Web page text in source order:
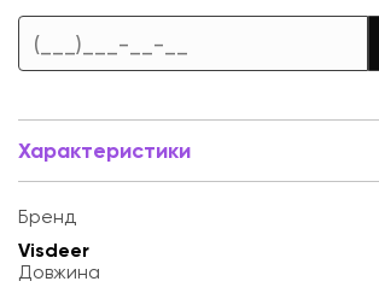
Характеристики
Бренд
Visdeer
Довжина